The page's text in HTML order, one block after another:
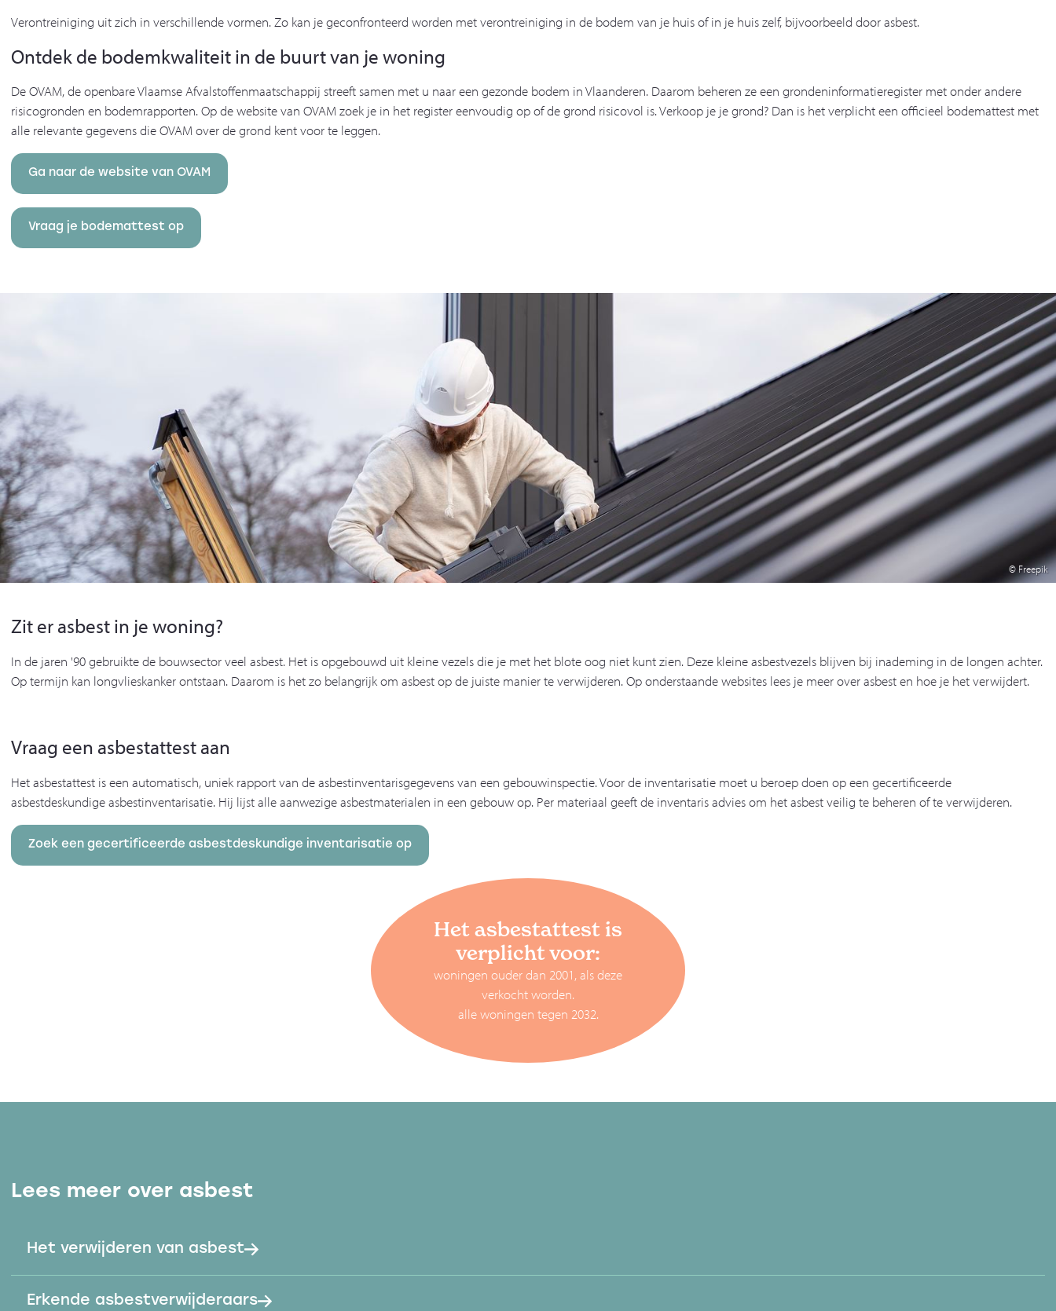
Verontreiniging uit zich in verschillende vormen. Zo kan je geconfronteerd worden met verontreiniging in de bodem van je huis of in je huis zelf, bijvoorbeeld door asbest.
Ontdek de bodemkwaliteit in de buurt van je woning
De OVAM, de openbare Vlaamse Afvalstoffenmaatschappij streeft samen met u naar een gezonde bodem in Vlaanderen. Daarom beheren ze een grondeninformatieregister met onder andere
risicogronden en bodemrapporten. Op de website van OVAM zoek je in het register eenvoudig op of de grond risicovol is. Verkoop je je grond? Dan is het verplicht een officieel bodemattest met
alle relevante gegevens die OVAM over de grond kent voor te leggen.
Ga naar de website van OVAM
Vraag je bodemattest op
© Freepik
Zit er asbest in je woning?
In de jaren '90 gebruikte de bouwsector veel asbest. Het is opgebouwd uit kleine vezels die je met het blote oog niet kunt zien. Deze kleine asbestvezels blijven bij inademing in de longen achter.
Op termijn kan longvlieskanker ontstaan. Daarom is het zo belangrijk om asbest op de juiste manier te verwijderen. Op onderstaande websites lees je meer over asbest en hoe je het verwijdert.
Vraag een asbestattest aan
Het asbestattest is een automatisch, uniek rapport van de asbestinventarisgegevens van een gebouwinspectie. Voor de inventarisatie moet u beroep doen op een gecertificeerde
asbestdeskundige asbestinventarisatie. Hij lijst alle aanwezige asbestmaterialen in een gebouw op. Per materiaal geeft de inventaris advies om het asbest veilig te beheren of te verwijderen.
Zoek een gecertificeerde asbestdeskundige inventarisatie op
Het asbestattest is
verplicht voor:
woningen ouder dan 2001, als deze
verkocht worden.
alle woningen tegen 2032.
Lees meer over asbest
Het verwijderen van asbest
Erkende asbestverwijderaars